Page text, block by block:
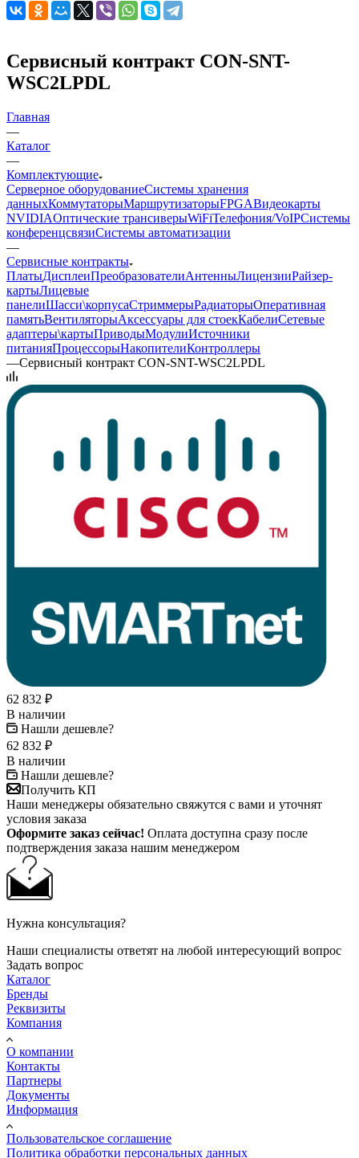
Сервисный контракт CON-SNT-
WSC2LPDL
Главная
—
Каталог
—
Комплектующие
Серверное оборудованиеСистемы хранения
данныхКоммутаторыМаршрутизаторыFPGAВидеокарты
NVIDIAОптические трансиверыWiFiТелефония/VoIPСистемы
конференцсвязиСистемы автоматизации
—
Сервисные контракты
ПлатыДисплеиПреобразователиАнтенныЛицензииРайзер-
картыЛицевые
панелиШасси\корпусаСтриммерыРадиаторыОперативная
памятьВентиляторыАксессуары для стоекКабелиСетевые
адаптеры\картыПриводыМодулиИсточники
питанияПроцессорыНакопителиКонтроллеры
—Сервисный контракт CON-SNT-WSC2LPDL
62 832 ₽
В наличии
Нашли дешевле?
62 832 ₽
В наличии
Нашли дешевле?
Получить КП
Наши менеджеры обязательно свяжутся с вами и уточнят
условия заказа
Оформите заказ сейчас! Оплата доступна сразу после
подтверждения заказа нашим менеджером
Нужна консультация?
Наши специалисты ответят на любой интересующий вопрос
Задать вопрос
Каталог
Бренды
Реквизиты
Компания
О компании
Контакты
Партнеры
Документы
Информация
Пользовательское соглашение
Политика обработки персональных данных